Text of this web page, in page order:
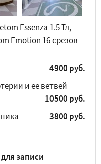
Essenza 1.5 Тл,
Emotion 16 срезов
4900 руб.
и ее ветвей
10500 руб.
3800 руб.
записи